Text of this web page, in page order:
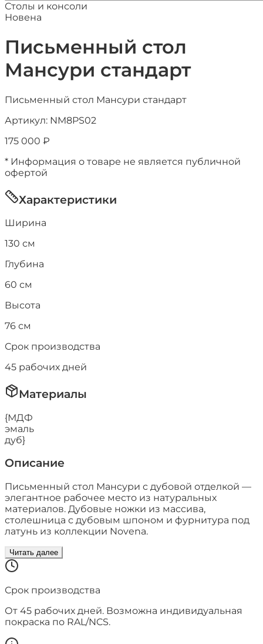
Столы и консоли
Новена
Письменный стол
Мансури стандарт
Письменный стол Мансури стандарт
Артикул: NM8PS02
175 000 ₽
* Информация о товаре не является публичной
офертой
Характеристики
Ширина
130 см
Глубина
60 см
Высота
76 см
Срок производства
45 рабочих дней
Материалы
{МДФ
эмаль
дуб}
Описание
Письменный стол Мансури с дубовой отделкой —
элегантное рабочее место из натуральных
материалов. Дубовые ножки из массива,
столешница с дубовым шпоном и фурнитура под
латунь из коллекции Novena.
Читать далее
Срок производства
От 45 рабочих дней. Возможна индивидуальная
покраска по RAL/NCS.